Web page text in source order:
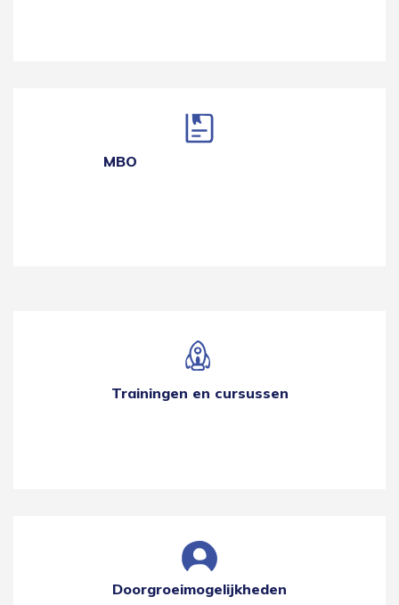
MBO
Trainingen en cursussen
Doorgroeimogelijkheden